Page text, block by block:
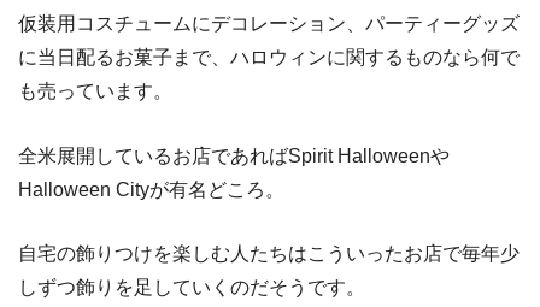
仮装用コスチュームにデコレーション、パーティーグッズ
に当日配るお菓子まで、ハロウィンに関するものなら何で
も売っています。
全米展開しているお店であればSpirit Halloweenや
Halloween Cityが有名どころ。
自宅の飾りつけを楽しむ人たちはこういったお店で毎年少
しずつ飾りを足していくのだそうです。